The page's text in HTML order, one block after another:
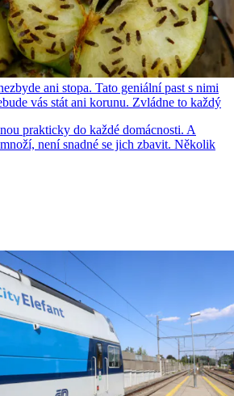
ani stopa. Tato geniální past s nimi
vás stát ani korunu. Zvládne to každý
prakticky do každé domácnosti. A
není snadné se jich zbavit. Několik